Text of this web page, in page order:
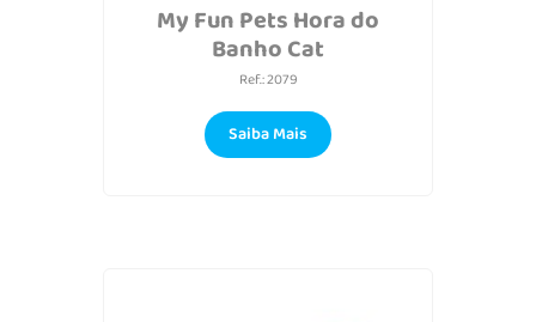
My Fun Pets Hora do
Banho Cat
Ref.: 2079
Saiba Mais